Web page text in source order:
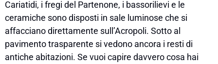
Cariatidi, i fregi del Partenone, i bassorilievi e le
ceramiche sono disposti in sale luminose che si
affacciano direttamente sull’Acropoli. Sotto al
pavimento trasparente si vedono ancora i resti di
antiche abitazioni. Se vuoi capire davvero cosa hai